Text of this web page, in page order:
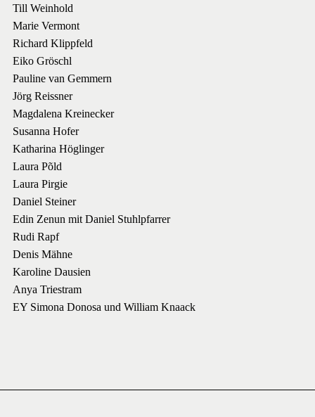
Till Weinhold
Marie Vermont
Richard Klippfeld
Eiko Gröschl
Pauline van Gemmern
Jörg Reissner
Magdalena Kreinecker
Susanna Hofer
Katharina Höglinger
Laura Põld
Laura Pirgie
Daniel Steiner
Edin Zenun mit Daniel Stuhlpfarrer
Rudi Rapf
Denis Mähne
Karoline Dausien
Anya Triestram
EY Simona Donosa und William Knaack